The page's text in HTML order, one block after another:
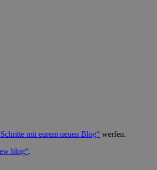
mit eurem neuen Blog“ werfen.
blog“.